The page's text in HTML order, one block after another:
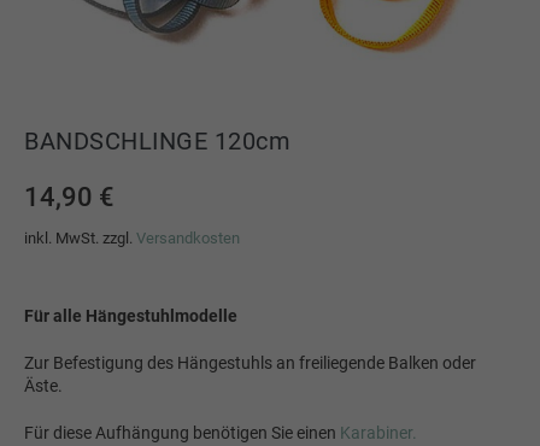
BANDSCHLINGE 120cm
14,90 €
inkl. MwSt. zzgl. Versandkosten
Für alle Hängestuhlmodelle
Zur Befestigung des Hängestuhls an freiliegende Balken oder
Äste.
Für diese Aufhängung benötigen Sie einen Karabiner.